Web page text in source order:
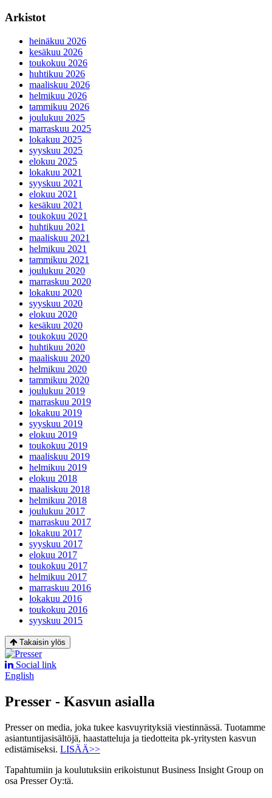
Arkistot
heinäkuu 2026
kesäkuu 2026
toukokuu 2026
huhtikuu 2026
maaliskuu 2026
helmikuu 2026
tammikuu 2026
joulukuu 2025
marraskuu 2025
lokakuu 2025
syyskuu 2025
elokuu 2025
lokakuu 2021
syyskuu 2021
elokuu 2021
kesäkuu 2021
toukokuu 2021
huhtikuu 2021
maaliskuu 2021
helmikuu 2021
tammikuu 2021
joulukuu 2020
marraskuu 2020
lokakuu 2020
syyskuu 2020
elokuu 2020
kesäkuu 2020
toukokuu 2020
huhtikuu 2020
maaliskuu 2020
helmikuu 2020
tammikuu 2020
joulukuu 2019
marraskuu 2019
lokakuu 2019
syyskuu 2019
elokuu 2019
toukokuu 2019
maaliskuu 2019
helmikuu 2019
elokuu 2018
maaliskuu 2018
helmikuu 2018
joulukuu 2017
marraskuu 2017
lokakuu 2017
syyskuu 2017
elokuu 2017
toukokuu 2017
helmikuu 2017
marraskuu 2016
lokakuu 2016
toukokuu 2016
syyskuu 2015
Takaisin ylös
Social link
English
Presser - Kasvun asialla
Presser on media, joka tukee kasvuyrityksiä viestinnässä. Tuotamme
asiantuntijasisältöjä, haastatteluja ja tiedotteita pk-yritysten kasvun
edistämiseksi. LISÄÄ>>
Tapahtumiin ja koulutuksiin erikoistunut Business Insight Group on
osa Presser Oy:tä.